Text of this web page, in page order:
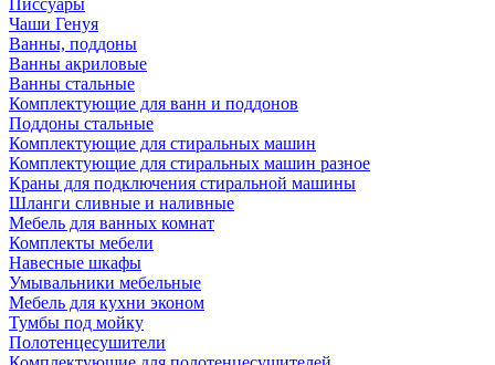
Писсуары
Чаши Генуя
Ванны, поддоны
Ванны акриловые
Ванны стальные
Комплектующие для ванн и поддонов
Поддоны стальные
Комплектующие для стиральных машин
Комплектующие для стиральных машин разное
Краны для подключения стиральной машины
Шланги сливные и наливные
Мебель для ванных комнат
Комплекты мебели
Навесные шкафы
Умывальники мебельные
Мебель для кухни эконом
Тумбы под мойку
Полотенцесушители